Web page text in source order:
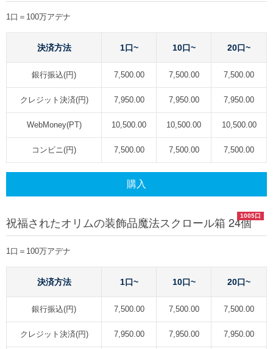
1口＝100万アデナ
決済方法 1口~ 10口~ 20口~
銀行振込(円) 7,500.00 7,500.00 7,500.00
クレジット決済(円) 7,950.00 7,950.00 7,950.00
WebMoney(PT) 10,500.00 10,500.00 10,500.00
コンビニ(円) 7,500.00 7,500.00 7,500.00
購入
1005口
祝福されたオリムの装飾品魔法スクロール箱 24個
1口＝100万アデナ
決済方法 1口~ 10口~ 20口~
銀行振込(円) 7,500.00 7,500.00 7,500.00
クレジット決済(円) 7,950.00 7,950.00 7,950.00